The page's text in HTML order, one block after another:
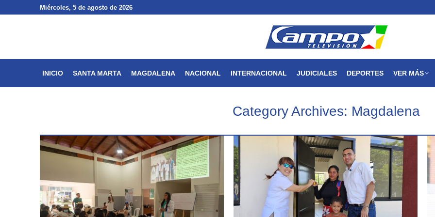
Miércoles, 5 de agosto de 2026
INICIO SANTA MARTA MAGDALENA NACIONAL INTERNACIONAL JUDICIALES DEPORTES VER MÁS
Category Archives: Magdalena
Miércoles, 5 de agosto de 2026
NACIONAL INTERNACIONAL